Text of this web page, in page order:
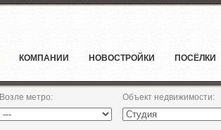
КОМПАНИИ НОВОСТРОЙКИ ПОСЁЛКИ
Возле метро: Объект недвижимости: